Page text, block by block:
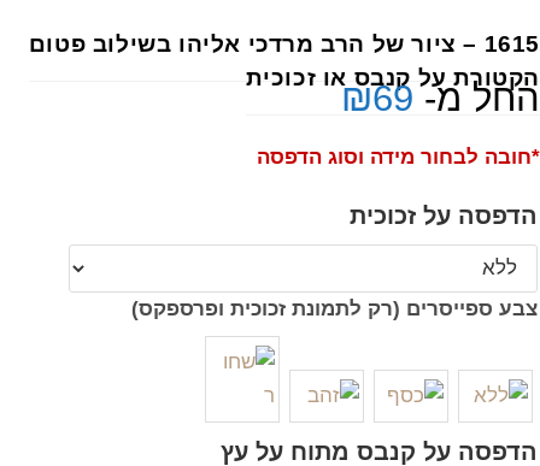
1615 – ציור של הרב מרדכי אליהו בשילוב פטום
הקטורת על קנבס או זכוכית
החל מ- ₪69
*חובה לבחור מידה וסוג הדפסה
הדפסה על זכוכית
צבע ספייסרים (רק לתמונת זכוכית ופרספקס)
הדפסה על קנבס מתוח על עץ